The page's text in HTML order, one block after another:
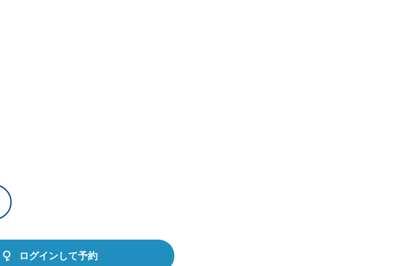
ログインして予約